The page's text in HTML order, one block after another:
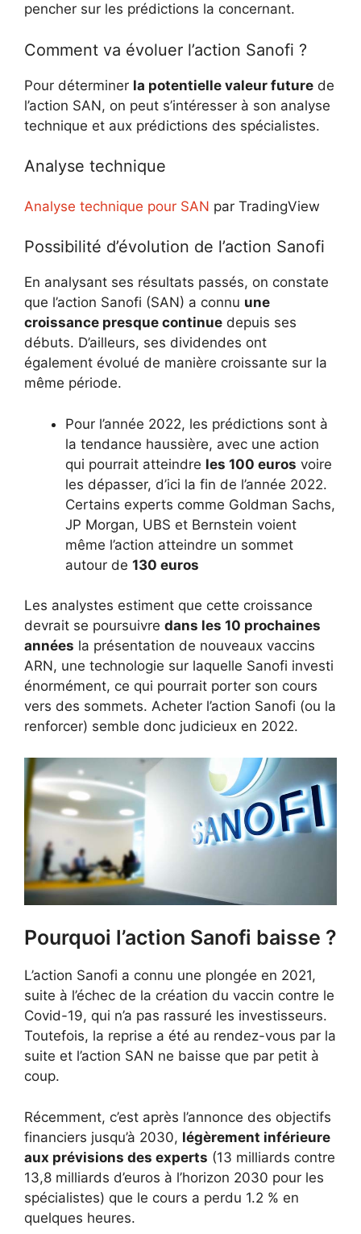
pencher sur les prédictions la concernant.
Comment va évoluer l’action Sanofi ?
Pour déterminer la potentielle valeur future de
l’action SAN, on peut s’intéresser à son analyse
technique et aux prédictions des spécialistes.
Analyse technique
Analyse technique pour SAN par TradingView
Possibilité d’évolution de l’action Sanofi
En analysant ses résultats passés, on constate
que l’action Sanofi (SAN) a connu une
croissance presque continue depuis ses
débuts. D’ailleurs, ses dividendes ont
également évolué de manière croissante sur la
même période.
Pour l’année 2022, les prédictions sont à
la tendance haussière, avec une action
qui pourrait atteindre les 100 euros voire
les dépasser, d’ici la fin de l’année 2022.
Certains experts comme Goldman Sachs,
JP Morgan, UBS et Bernstein voient
même l’action atteindre un sommet
autour de 130 euros
Les analystes estiment que cette croissance
devrait se poursuivre dans les 10 prochaines
années la présentation de nouveaux vaccins
ARN, une technologie sur laquelle Sanofi investi
énormément, ce qui pourrait porter son cours
vers des sommets. Acheter l’action Sanofi (ou la
renforcer) semble donc judicieux en 2022.
Pourquoi l’action Sanofi baisse ?
L’action Sanofi a connu une plongée en 2021,
suite à l’échec de la création du vaccin contre le
Covid-19, qui n’a pas rassuré les investisseurs.
Toutefois, la reprise a été au rendez-vous par la
suite et l’action SAN ne baisse que par petit à
coup.
Récemment, c’est après l’annonce des objectifs
financiers jusqu’à 2030, légèrement inférieure
aux prévisions des experts (13 milliards contre
13,8 milliards d’euros à l’horizon 2030 pour les
spécialistes) que le cours a perdu 1.2 % en
quelques heures.